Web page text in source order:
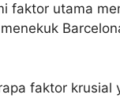
faktor utama
faktor krusial